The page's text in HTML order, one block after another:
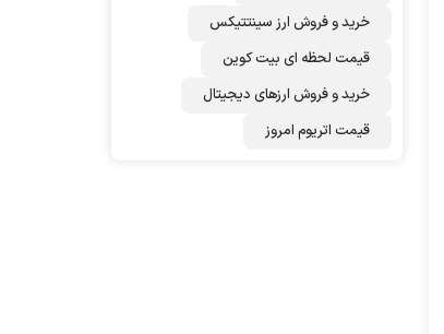
خرید و فروش ارز سینتتیکس
قیمت لحظه ای بیت کوین
خرید و فروش ارزهای دیجیتال
قیمت اتریوم امروز